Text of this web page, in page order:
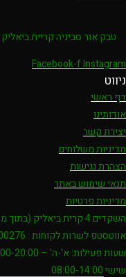
טבק אור סביניה קריית ביאליק
Facebook-fInstagram
ניווט
דף ראשי
אודותינו
יצירת קשר
מדיניות משלוחים
הצהרת נגישות
תנאי שימוש באתר
מדיניות פרטיות
השקדים 4 קרית ביאליק (בתוך מרכז סביניה)
אווטסטפ לשרות לקוחות : 052-4000276
שעות פעילות: א'-ה' – 08:00-20:00
שישי 08:00-14:00